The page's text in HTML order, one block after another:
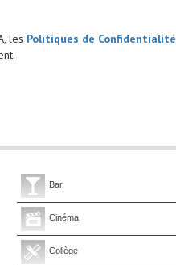
les Politiques de Confidentialité
Bar
Cinéma
Collège